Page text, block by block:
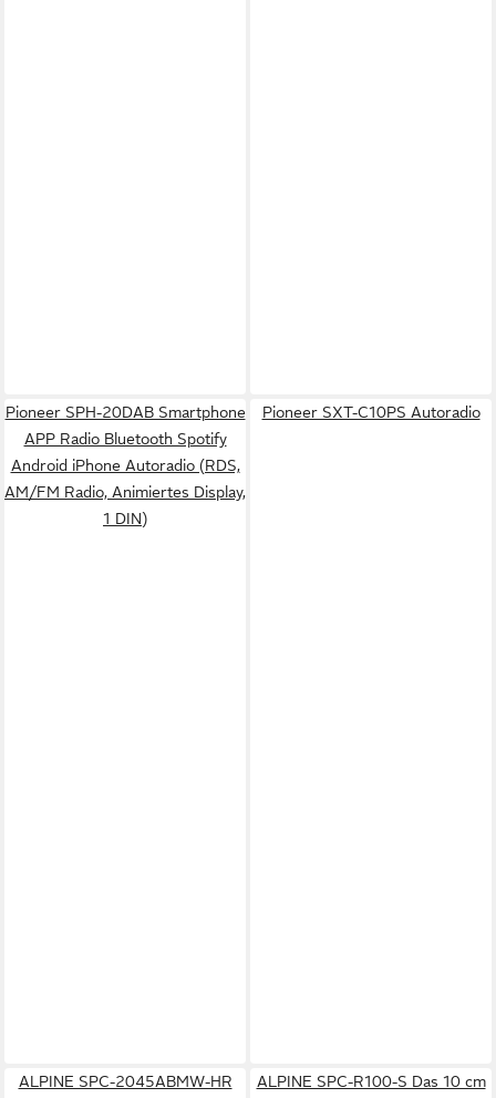
Pioneer SPH-20DAB Smartphone
APP Radio Bluetooth Spotify
Android iPhone Autoradio (RDS,
AM/FM Radio, Animiertes Display,
1 DIN)
Pioneer SXT-C10PS Autoradio
ALPINE SPC-2045ABMW-HR
ALPINE SPC-R100-S Das 10 cm